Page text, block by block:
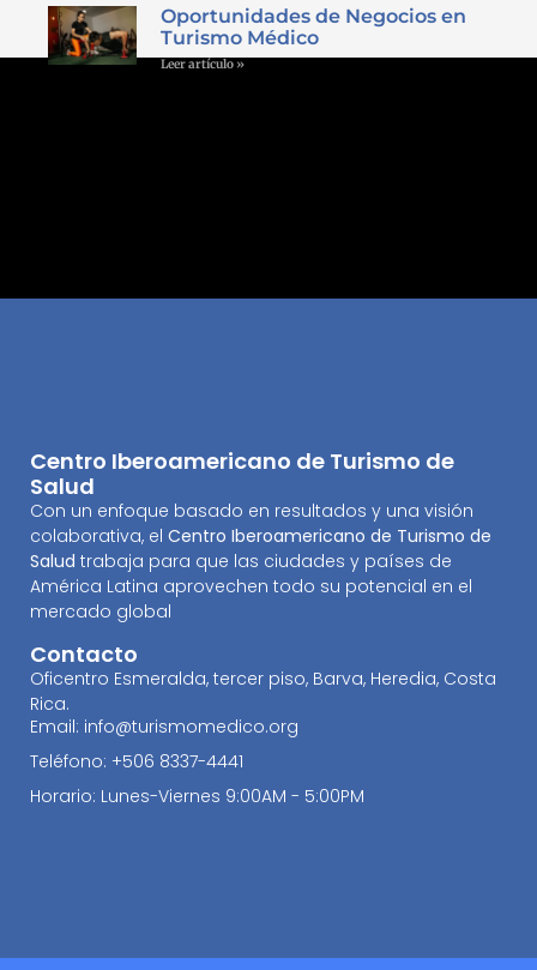
Oportunidades de Negocios en
Turismo Médico
Leer artículo »
Centro Iberoamericano de Turismo de
Salud
Con un enfoque basado en resultados y una visión
colaborativa, el Centro Iberoamericano de Turismo de
Salud trabaja para que las ciudades y países de
América Latina aprovechen todo su potencial en el
mercado global
Contacto
Oficentro Esmeralda, tercer piso, Barva, Heredia, Costa
Rica.
Email: info@turismomedico.org
Teléfono: +506 8337-4441
Horario: Lunes-Viernes 9:00AM - 5:00PM